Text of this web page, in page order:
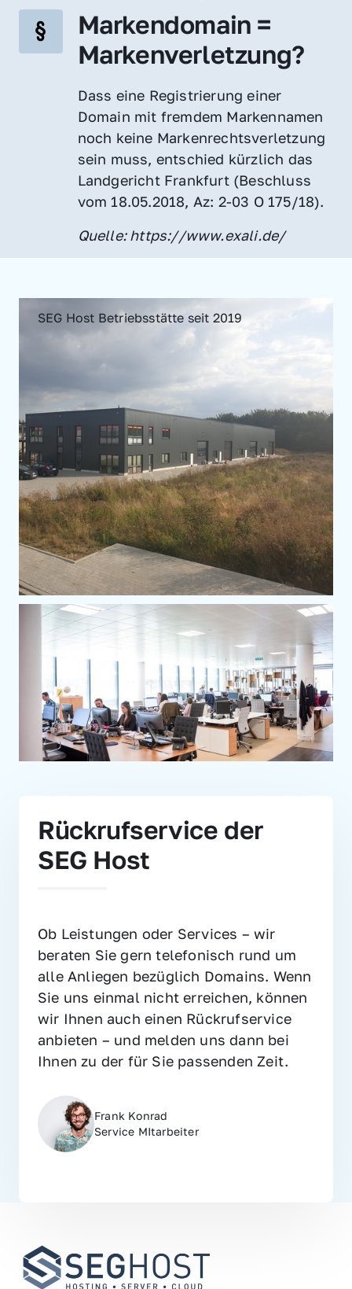
Markendomain =
Markenverletzung?
Dass eine Registrierung einer
Domain mit fremdem Markennamen
noch keine Markenrechtsverletzung
sein muss, entschied kürzlich das
Landgericht Frankfurt (Beschluss
vom 18.05.2018, Az: 2-03 O 175/18).
Quelle: https://www.exali.de/
SEG Host Betriebsstätte seit 2019
Rückrufservice der
SEG Host
Ob Leistungen oder Services – wir
beraten Sie gern telefonisch rund um
alle Anliegen bezüglich Domains. Wenn
Sie uns einmal nicht erreichen, können
wir Ihnen auch einen Rückrufservice
anbieten – und melden uns dann bei
Ihnen zu der für Sie passenden Zeit.
Frank Konrad
Service MItarbeiter